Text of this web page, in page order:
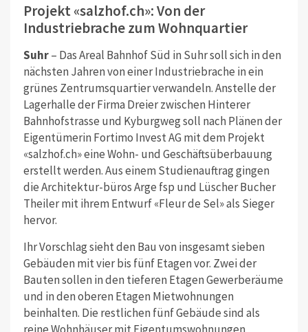
Projekt «salzhof.ch»: Von der
Industriebrache zum Wohnquartier
Suhr– Das Areal Bahnhof Süd in Suhr soll sich in den
nächsten Jahren von einer Industriebrache in ein
grünes Zentrumsquartier verwandeln. Anstelle der
Lagerhalle der Firma Dreier zwischen Hinterer
Bahnhofstrasse und Kyburgweg soll nach Plänen der
Eigentümerin Fortimo Invest AG mit dem Projekt
«salzhof.ch» eine Wohn- und Geschäftsüberbauung
erstellt werden. Aus einem Studienauftrag gingen
die Architektur-büros Arge fsp und Lüscher Bucher
Theiler mit ihrem Entwurf «Fleur de Sel» als Sieger
hervor.
Ihr Vorschlag sieht den Bau von insgesamt sieben
Gebäuden mit vier bis fünf Etagen vor. Zwei der
Bauten sollen in den tieferen Etagen Gewerberäume
und in den oberen Etagen Mietwohnungen
beinhalten. Die restlichen fünf Gebäude sind als